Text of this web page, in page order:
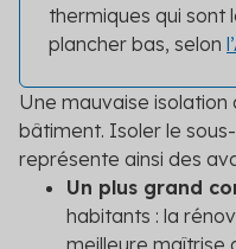
thermiques qui sont
plancher bas, selon
Une mauvaise isolation
bâtiment. Isoler le
représente ainsi des
Un plus grand
habitants : la
meilleure maîtrise